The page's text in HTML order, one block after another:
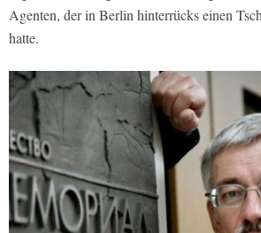
Agenten, der in Berlin hinterrücks einen
hatte.